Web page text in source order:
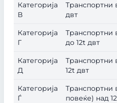
Категорија
В
Транспортни
двт
Категорија
Г
Транспортни
до 12t двт
Категорија
Д
Транспортни
12t двт
Категорија
Ѓ
Транспортни
повеќе) над